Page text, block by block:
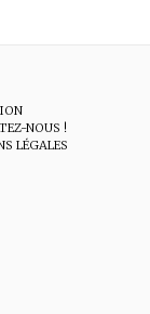
NOUS !
LÉGALES